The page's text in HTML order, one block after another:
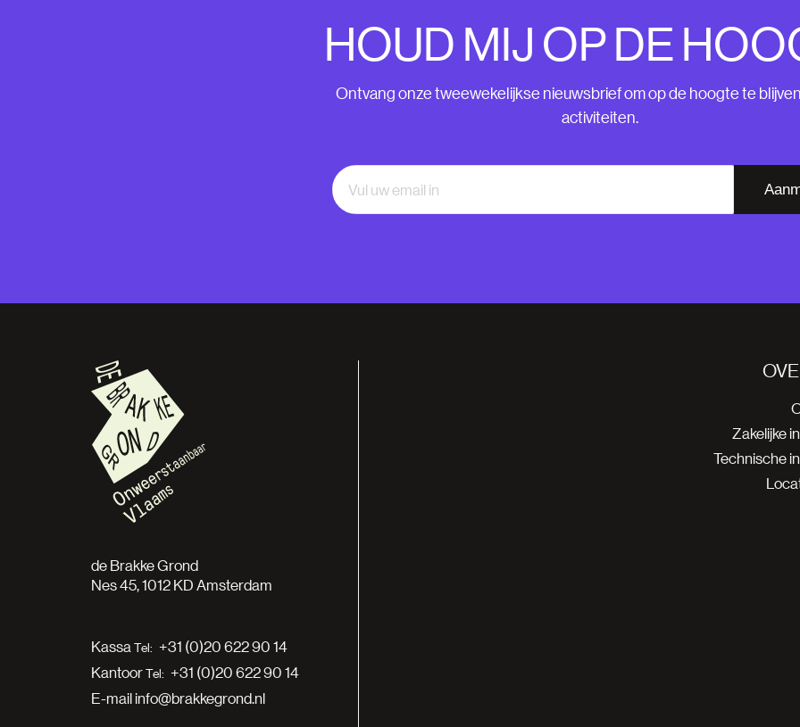
HOUD MIJ OP DE
Ontvang onze tweewekelijkse nieuwsbrief om op de hoogte te
activiteiten.
de Brakke Grond
Nes 45, 1012 KD Amsterdam
Kassa
+31 (0)20 622 90 14
Kantoor
+31 (0)20 622 90 14
E-mailinfo@brakkegrond.nl
Zakelijke
Technische